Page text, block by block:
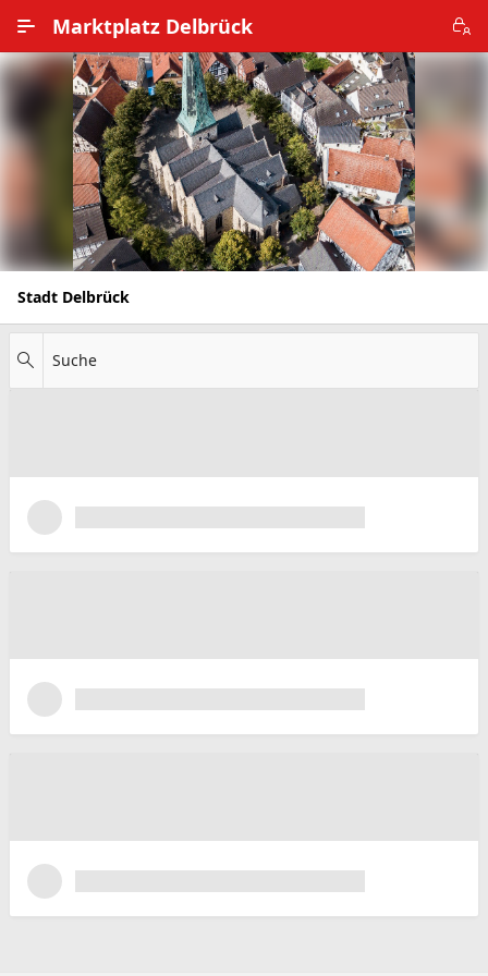
Marktplatz Delbrück
Alle Ortsteile
Impressum
Nutzungsbedingungen
Datenschutz
Stadt Delbrück
Suche